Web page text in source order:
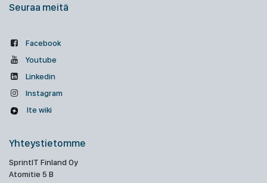
Seuraa meitä
Facebook
Youtube
Linkedin
Instagram
Ite wiki
Yhteystietomme
SprintIT Finland Oy
Atomitie 5 B